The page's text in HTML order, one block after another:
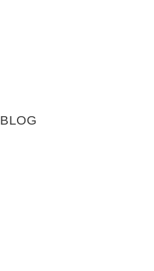
BLOG